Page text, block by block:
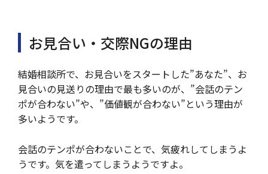
お見合い・交際NGの理由
結婚相談所で、お見合いをスタートした”あなた”、お
見合いの見送りの理由で最も多いのが、”会話のテン
ポが合わない”や、”価値観が合わない”という理由が
多いようです。
会話のテンポが合わないことで、気疲れしてしまうよ
うです。気を遣ってしまうようですよ。